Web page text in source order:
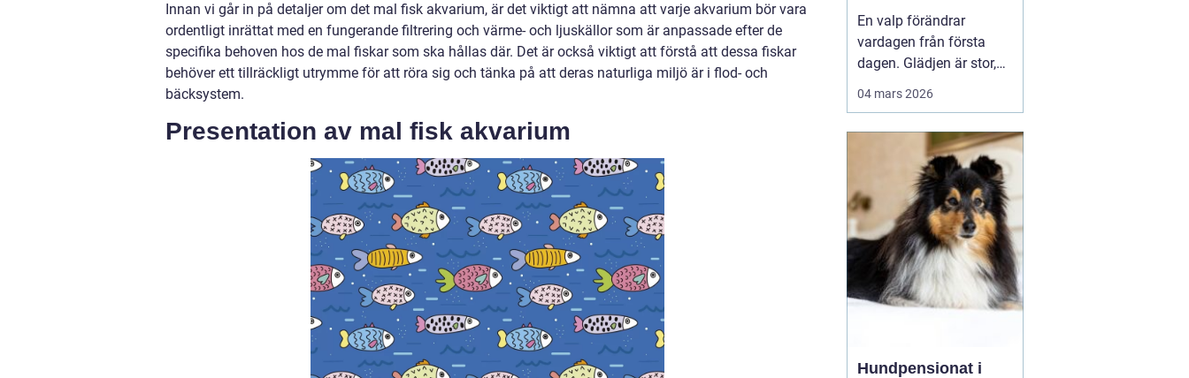
Innan vi går in på detaljer om det mal fisk akvarium, är det viktigt att nämna att varje akvarium bör vara
ordentligt inrättat med en fungerande filtrering och värme- och ljuskällor som är anpassade efter de
specifika behoven hos de mal fiskar som ska hållas där. Det är också viktigt att förstå att dessa fiskar
behöver ett tillräckligt utrymme för att röra sig och tänka på att deras naturliga miljö är i flod- och
bäcksystem.
Presentation av mal fisk akvarium
En valp förändrar
vardagen från första
dagen. Glädjen är stor,
följsam och social hund.
En genomtänktvalpkurs
upsala
ger både valp
och äga...
04 mars 2026
Hundpensionat i